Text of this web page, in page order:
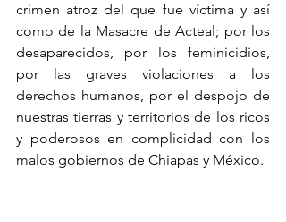
crimen atroz del que fue víctima y así
como de la Masacre de Acteal; por los
desaparecidos, por los feminicidios,
por las graves violaciones a los
derechos humanos, por el despojo de
nuestras tierras y territorios de los ricos
y poderosos en complicidad con los
malos gobiernos de Chiapas y México.